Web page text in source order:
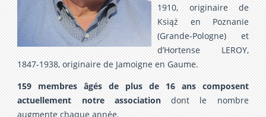
1910, originaire de
Książ en Poznanie
(Grande-Pologne) et
d’Hortense LEROY,
1847-1938, originaire de Jamoigne en Gaume.
159 membres âgés de plus de 16 ans composent
actuellement notre associationdont le nombre
augmente chaque année.